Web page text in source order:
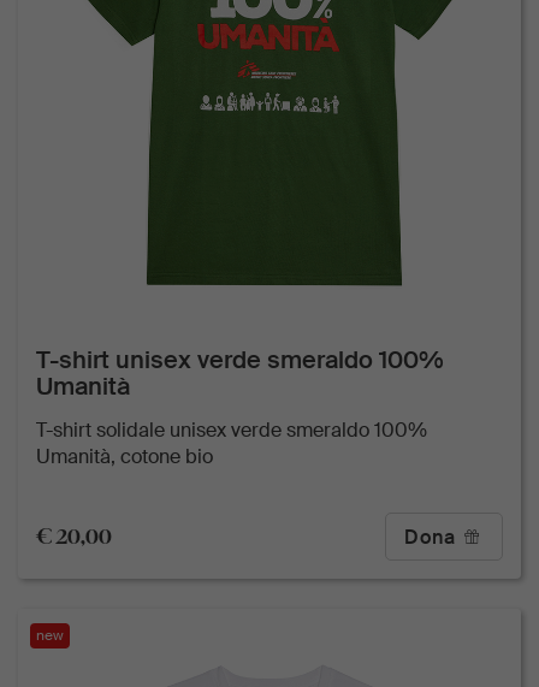
T-shirt unisex verde smeraldo 100%
Umanità
T-shirt solidale unisex verde smeraldo 100%
Umanità, cotone bio
€ 20,00 Dona
new